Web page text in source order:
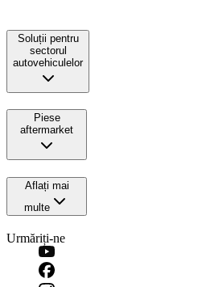
Soluții pentru
sectorul
autovehiculelor
Piese
aftermarket
Aflați mai
multe
Urmăriți-ne